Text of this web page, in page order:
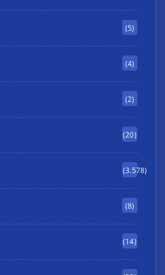
(5)
(4)
(2)
(20)
(3.578)
(8)
(14)